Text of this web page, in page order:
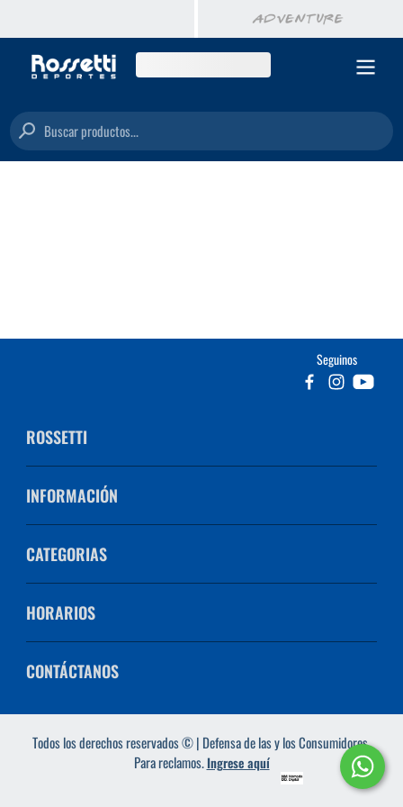
Buscar productos...
Seguinos
ROSSETTI
INFORMACIÓN
CATEGORIAS
HORARIOS
CONTÁCTANOS
Todos los derechos reservados © | Defensa de las y los Consumidores.
Para reclamos.Ingrese aquí